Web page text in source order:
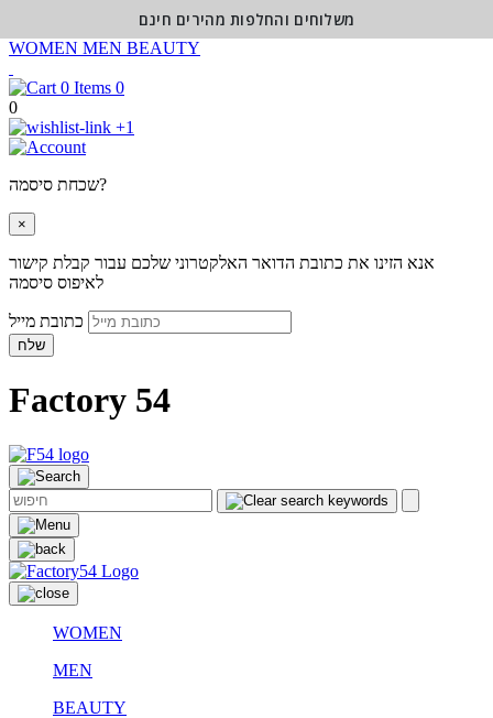
WOMEN MEN BEAUTY
0
0
+1
שכחת סיסמה?
×
אנא הזינו את כתובת הדואר האלקטרוני שלכם עבור קבלת קישור
לאיפוס סיסמה
שלח
Factory 54
WOMEN
MEN
BEAUTY
משלוחים והחלפות מהירים חינם